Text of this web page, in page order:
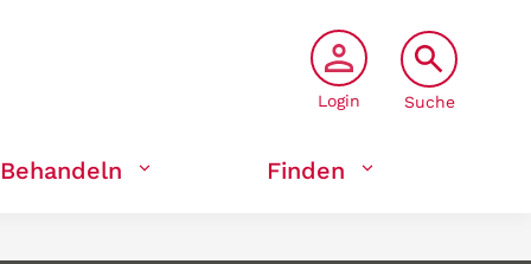
Suche
Login
Behandeln Finden